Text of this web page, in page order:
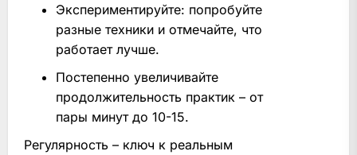
Экспериментируйте: попробуйте
разные техники и отмечайте, что
работает лучше.
Постепенно увеличивайте
продолжительность практик – от
пары минут до 10-15.
Регулярность – ключ к реальным